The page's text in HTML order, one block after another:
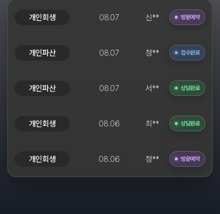
개인파산 08.07 정** 접수완료
개인파산 08.07 서** 상담완료
개인회생 08.06 최** 상담완료
개인회생 08.06 정** 방문예약
개인파산 08.07 윤** 접수완료